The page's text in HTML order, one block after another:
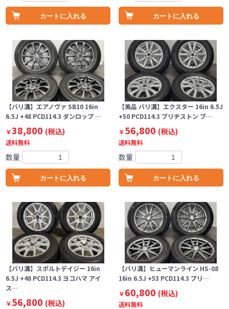
カートに入れる カートに入れる
【バリ溝】エアノヴァ SB10 16in
6.5J +48 PCD114.3 ダンロップ …
￥38,800 (税込)
送料無料
数量
カートに入れる
【美品 バリ溝】エクスター 16in 6.5J
+50 PCD114.3 ブリヂストン ブ…
￥56,800 (税込)
送料無料
数量
カートに入れる
【バリ溝】スポルトデイジー 16in
6.5J +48 PCD114.3 ヨコハマ アイ
ス…
￥56,800 (税込)
【バリ溝】ヒューマンライン HS-08
16in 6.5J +53 PCD114.3 ブリ…
￥60,800 (税込)
送料無料